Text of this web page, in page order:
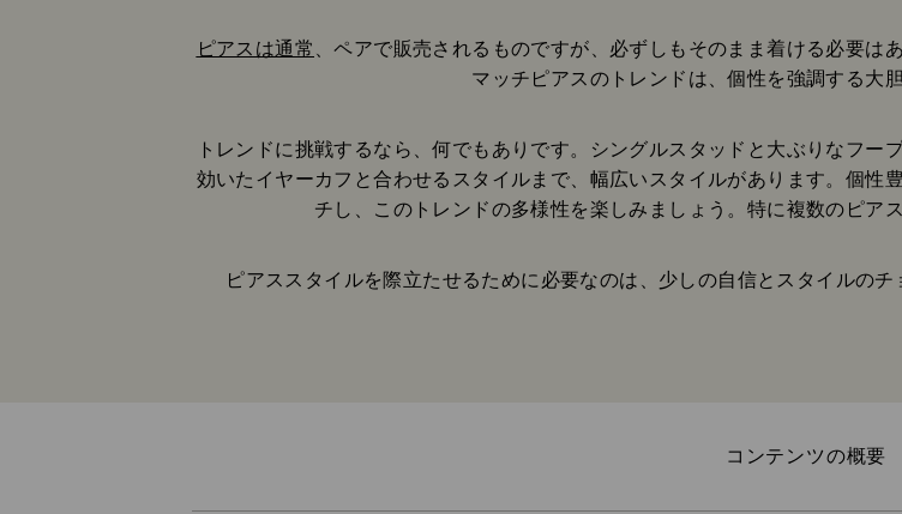
ピアスは通常
、ペアで販売されるものですが、必ずしもそのまま着ける必要
マッチピアスのトレンドは、個性を強調する大
トレンドに挑戦するなら、何でもありです。シングルスタッドと大ぶりなフ
効いたイヤーカフと合わせるスタイルまで、幅広いスタイルがあります。個性
チし、このトレンドの多様性を楽しみましょう。特に複数のピア
ピアススタイルを際立たせるために必要なのは、少しの自信とスタイルの
コンテンツの概要